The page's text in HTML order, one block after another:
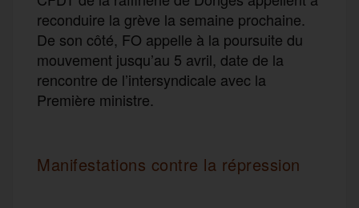
reconduire la grève la semaine prochaine.
De son côté, FO appelle à la poursuite du
mouvement jusqu’au 5 avril, date de la
rencontre de l’intersyndicale avec la
Première ministre.
Manifestations contre la répression